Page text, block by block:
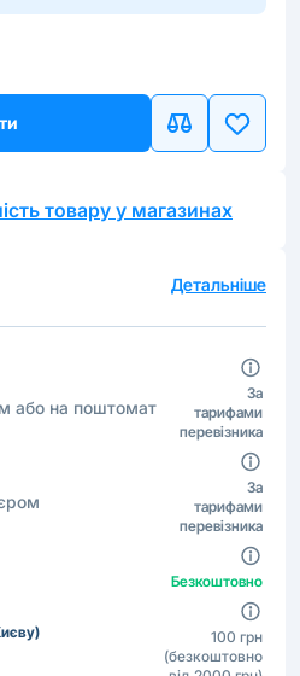
товару у магазинах
Детальніше
або на поштомат
За
тарифами
перевізника
За
тарифами
перевізника
Безкоштовно
100 грн
(безкоштовно